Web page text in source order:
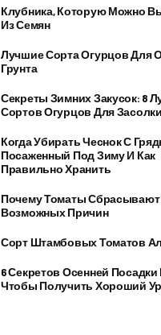
Клубника, Которую Можно
Из Семян
Лучшие Сорта Огурцов Для
Грунта
Секреты Зимних Закусок: 8
Сортов Огурцов Для Засолки
Когда Убирать Чеснок С
Посаженный Под Зиму И Как
Правильно Хранить
Почему Томаты Сбрасывают
Возможных Причин
Сорт Штамбовых Томатов
6 Секретов Осенней Посадки
Чтобы Получить Хороший